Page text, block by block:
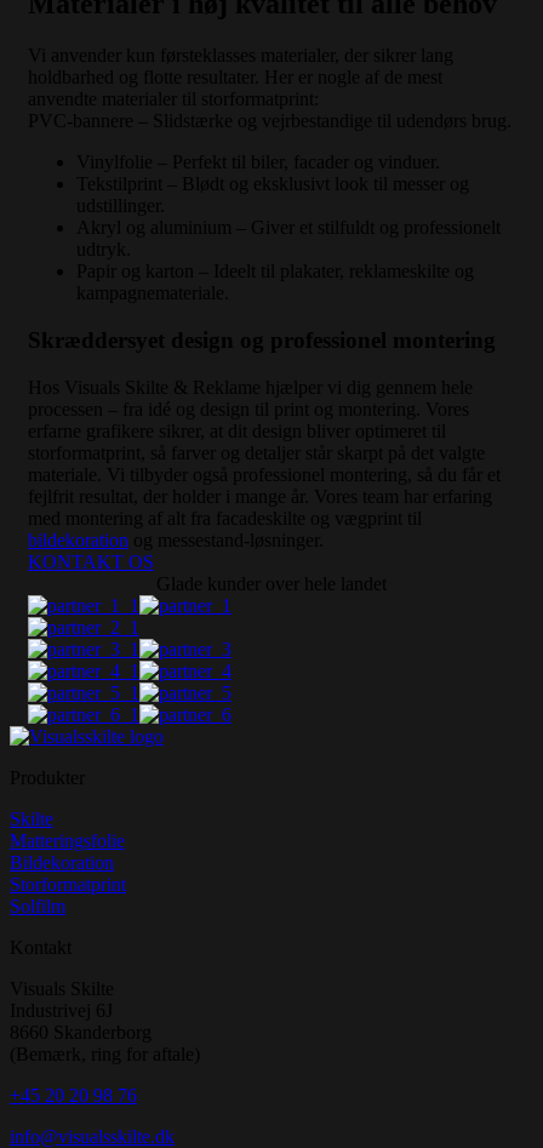
Vi anvender kun førsteklasses materialer, der sikrer lang
holdbarhed og flotte resultater. Her er nogle af de mest
anvendte materialer til storformatprint:
PVC-bannere – Slidstærke og vejrbestandige til udendørs brug.
Vinylfolie – Perfekt til biler, facader og vinduer.
Tekstilprint – Blødt og eksklusivt look til messer og
udstillinger.
Akryl og aluminium – Giver et stilfuldt og professionelt
udtryk.
Papir og karton – Ideelt til plakater, reklameskilte og
kampagnemateriale.
Skræddersyet design og professionel montering
Hos Visuals Skilte & Reklame hjælper vi dig gennem hele
processen – fra idé og design til print og montering. Vores
erfarne grafikere sikrer, at dit design bliver optimeret til
storformatprint, så farver og detaljer står skarpt på det valgte
materiale. Vi tilbyder også professionel montering, så du får et
fejlfrit resultat, der holder i mange år. Vores team har erfaring
med montering af alt fra facadeskilte og vægprint til
bildekoration og messestand-løsninger.
KONTAKT OS
Glade kunder over hele landet
Produkter
Skilte
Matteringsfolie
Bildekoration
Storformatprint
Solfilm
Kontakt
Visuals Skilte
Industrivej 6J
8660 Skanderborg
(Bemærk, ring for aftale)
+45 20 20 98 76
info@visualsskilte.dk